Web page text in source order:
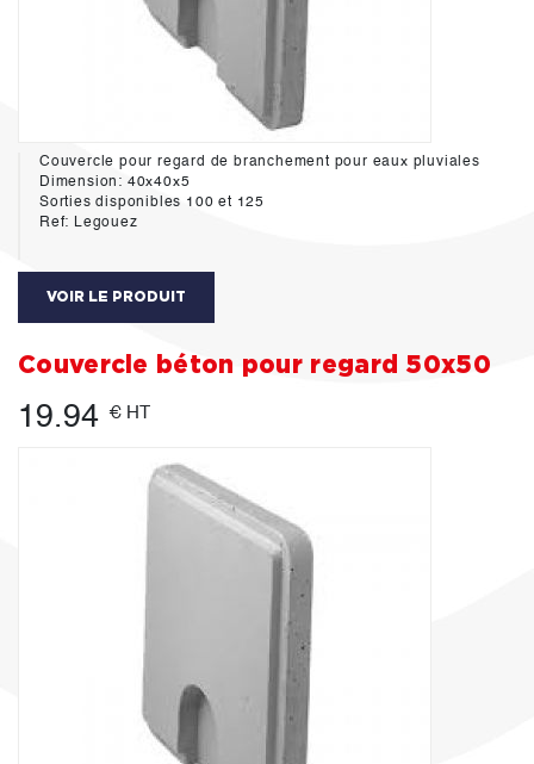
Couvercle pour regard de branchement pour eaux pluviales
Dimension: 40x40x5
Sorties disponibles 100 et 125
Ref: Legouez
VOIR LE PRODUIT
Couvercle béton pour regard 50x50
19.94 € HT